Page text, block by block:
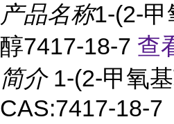
产品名称1-(2-甲
醇7417-18-7 查
简介 1-(2-甲氧
CAS:7417-18-7